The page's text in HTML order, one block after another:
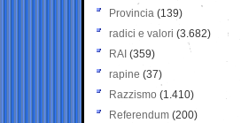
Provincia (139)
radici e valori (3.682)
RAI (359)
rapine (37)
Razzismo (1.410)
Referendum (200)